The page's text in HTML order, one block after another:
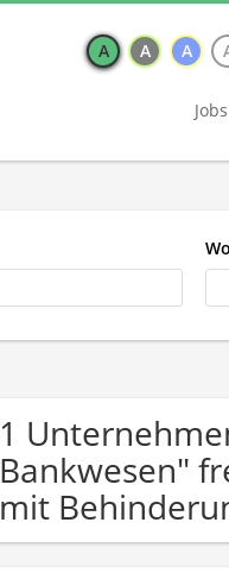
A A A
1
Bankwesen"
mit